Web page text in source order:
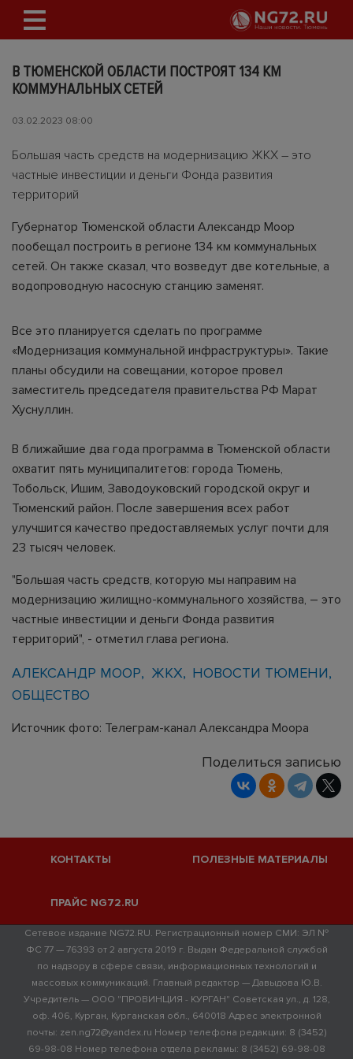
В ТЮМЕНСКОЙ ОБЛАСТИ ПОСТРОЯТ 134 КМ
КОММУНАЛЬНЫХ СЕТЕЙ
03.02.2023 08:00
Большая часть средств на модернизацию ЖКХ – это
частные инвестиции и деньги Фонда развития
территорий
Губернатор Тюменской области Александр Моор
пообещал построить в регионе 134 км коммунальных
сетей. Он также сказал, что возведут две котельные, а
водопроводную насосную станцию заменят.
Все это планируется сделать по программе
«Модернизация коммунальной инфраструктуры». Такие
планы обсудили на совещании, которое провел
заместитель председателя правительства РФ Марат
Хуснуллин.
В ближайшие два года программа в Тюменской области
охватит пять муниципалитетов: города Тюмень,
Тобольск, Ишим, Заводоуковский городской округ и
Тюменский район. После завершения всех работ
улучшится качество предоставляемых услуг почти для
23 тысяч человек.
"Большая часть средств, которую мы направим на
модернизацию жилищно-коммунального хозяйства, – это
частные инвестиции и деньги Фонда развития
территорий", - отметил глава региона.
АЛЕКСАНДР МООР ЖКХ
НОВОСТИ ТЮМЕНИ
ОБЩЕСТВО
Источник фото: Телеграм-канал Александра Моора
Поделиться записью
КОНТАКТЫ ПОЛЕЗНЫЕ МАТЕРИАЛЫ
ПРАЙС NG72.RU
Сетевое издание NG72.RU. Регистрационный номер СМИ: ЭЛ №
ФС 77 — 76393 от 2 августа 2019 г. Выдан Федеральной службой
по надзору в сфере связи, информационных технологий и
массовых коммуникаций. Главный редактор — Давыдова Ю.В.
Учредитель — ООО "ПРОВИНЦИЯ - КУРГАН" Советская ул., д. 128,
оф. 406, Курган, Курганская обл., 640018 Адрес электронной
почты: zen.ng72@yandex.ru Номер телефона редакции: 8 (3452)
69-98-08 Номер телефона отдела рекламы: 8 (3452) 69-98-08